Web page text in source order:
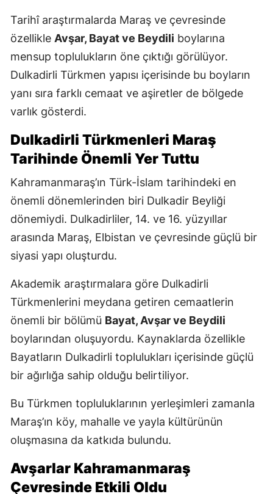
Tarihî araştırmalarda Maraş ve çevresinde
özellikle Avşar, Bayat ve Beydili boylarına
mensup toplulukların öne çıktığı görülüyor.
Dulkadirli Türkmen yapısı içerisinde bu boyların
yanı sıra farklı cemaat ve aşiretler de bölgede
varlık gösterdi.
Dulkadirli Türkmenleri Maraş
Tarihinde Önemli Yer Tuttu
Kahramanmaraş’ın Türk-İslam tarihindeki en
önemli dönemlerinden biri Dulkadir Beyliği
dönemiydi. Dulkadirliler, 14. ve 16. yüzyıllar
arasında Maraş, Elbistan ve çevresinde güçlü bir
siyasi yapı oluşturdu.
Akademik araştırmalara göre Dulkadirli
Türkmenlerini meydana getiren cemaatlerin
önemli bir bölümü Bayat, Avşar ve Beydili
boylarından oluşuyordu. Kaynaklarda özellikle
Bayatların Dulkadirli toplulukları içerisinde güçlü
bir ağırlığa sahip olduğu belirtiliyor.
Bu Türkmen topluluklarının yerleşimleri zamanla
Maraş’ın köy, mahalle ve yayla kültürünün
oluşmasına da katkıda bulundu.
Avşarlar Kahramanmaraş
Çevresinde Etkili Oldu